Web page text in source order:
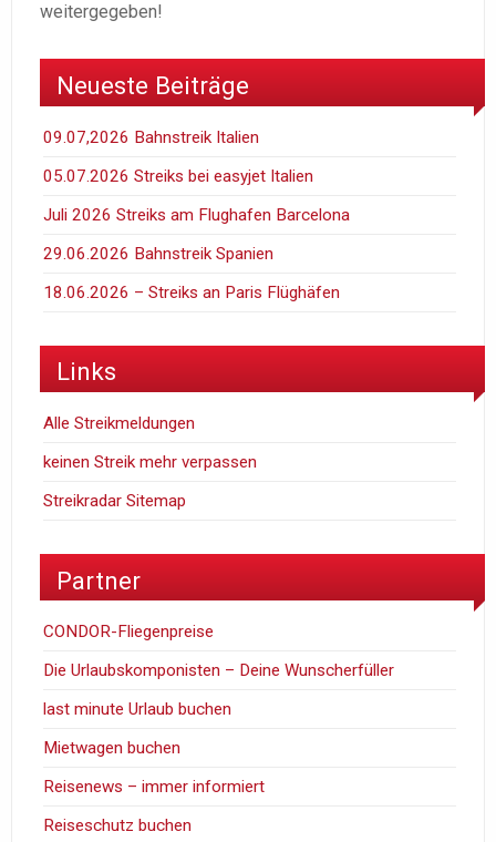
weitergegeben!
Neueste Beiträge
09.07,2026 Bahnstreik Italien
05.07.2026 Streiks bei easyjet Italien
Juli 2026 Streiks am Flughafen Barcelona
29.06.2026 Bahnstreik Spanien
18.06.2026 – Streiks an Paris Flüghäfen
Links
Alle Streikmeldungen
keinen Streik mehr verpassen
Streikradar Sitemap
Partner
CONDOR-Fliegenpreise
Die Urlaubskomponisten – Deine Wunscherfüller
last minute Urlaub buchen
Mietwagen buchen
Reisenews – immer informiert
Reiseschutz buchen